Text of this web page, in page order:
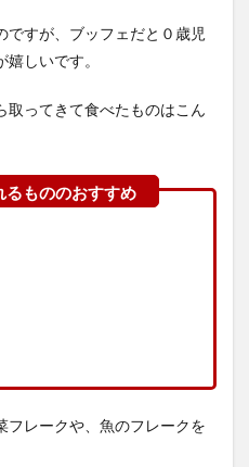
ですが、ブッフェだと０歳児
しいです。
取ってきて食べたものはこん
フレークや、魚のフレークを